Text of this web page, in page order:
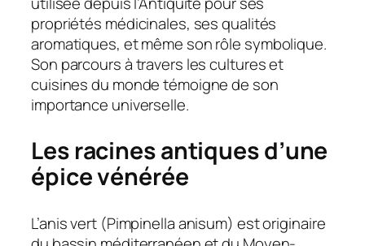
propriétés médicinales, ses qualités
aromatiques, et même son rôle symbolique.
Son parcours à travers les cultures et
cuisines du monde témoigne de son
importance universelle.
Les racines antiques d’une
épice vénérée
L’anis vert (Pimpinella anisum) est originaire